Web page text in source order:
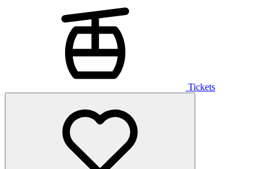
Tickets